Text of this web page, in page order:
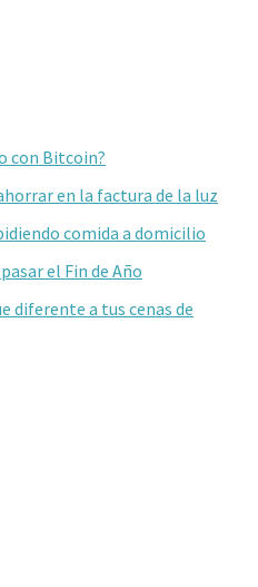
con Bitcoin?
en la factura de la luz
comida a domicilio
el Fin de Año
diferente a tus cenas de